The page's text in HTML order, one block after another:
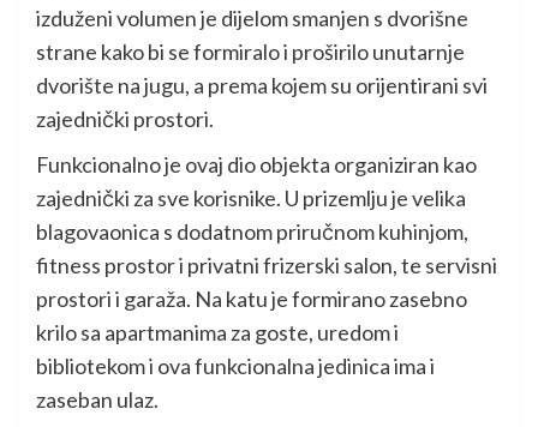
izduženi volumen je dijelom smanjen s dvorišne
strane kako bi se formiralo i proširilo unutarnje
dvorište na jugu, a prema kojem su orijentirani svi
zajednički prostori.
Funkcionalno je ovaj dio objekta organiziran kao
zajednički za sve korisnike. U prizemlju je velika
blagovaonica s dodatnom priručnom kuhinjom,
fitness prostor i privatni frizerski salon, te servisni
prostori i garaža. Na katu je formirano zasebno
krilo sa apartmanima za goste, uredom i
bibliotekom i ova funkcionalna jedinica ima i
zaseban ulaz.